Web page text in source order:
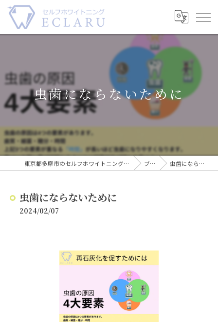
虫歯にならないために
東京都多摩市のセルフホワイトニングならECLARU-エクラル- ブログ 虫歯にならないために
虫歯にならないために
2024/02/07